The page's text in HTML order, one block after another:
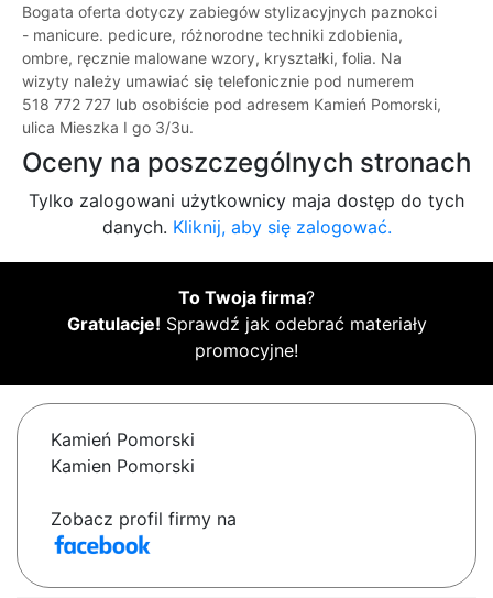
Bogata oferta dotyczy zabiegów stylizacyjnych paznokci
- manicure. pedicure, różnorodne techniki zdobienia,
ombre, ręcznie malowane wzory, kryształki, folia. Na
wizyty należy umawiać się telefonicznie pod numerem
518 772 727 lub osobiście pod adresem Kamień Pomorski,
ulica Mieszka I go 3/3u.
Oceny na poszczególnych stronach
Tylko zalogowani użytkownicy maja dostęp do tych
danych. Kliknij, aby się zalogować.
To Twoja firma?
Gratulacje! Sprawdź jak odebrać materiały
promocyjne!
Kamień Pomorski
Kamien Pomorski
Zobacz profil firmy na